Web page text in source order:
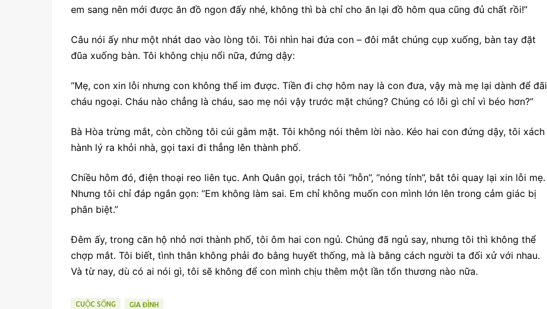
em sang nên mới được ăn đồ ngon đấy nhé, không thì bà chỉ cho ăn lại đồ hôm qua cũng đủ chất rồi!”
Câu nói ấy như một nhát dao vào lòng tôi. Tôi nhìn hai đứa con – đôi mắt chúng cụp xuống, bàn tay đặt
đũa xuống bàn. Tôi không chịu nổi nữa, đứng dậy:
“Mẹ, con xin lỗi nhưng con không thể im được. Tiền đi chợ hôm nay là con đưa, vậy mà mẹ lại dành để đãi
cháu ngoại. Cháu nào chẳng là cháu, sao mẹ nói vậy trước mặt chúng? Chúng có lỗi gì chỉ vì béo hơn?”
Bà Hòa trừng mắt, còn chồng tôi cúi gằm mặt. Tôi không nói thêm lời nào. Kéo hai con đứng dậy, tôi xách
hành lý ra khỏi nhà, gọi taxi đi thẳng lên thành phố.
Chiều hôm đó, điện thoại reo liên tục. Anh Quân gọi, trách tôi “hỗn”, “nóng tính”, bắt tôi quay lại xin lỗi mẹ.
Nhưng tôi chỉ đáp ngắn gọn: “Em không làm sai. Em chỉ không muốn con mình lớn lên trong cảm giác bị
phân biệt.”
Đêm ấy, trong căn hộ nhỏ nơi thành phố, tôi ôm hai con ngủ. Chúng đã ngủ say, nhưng tôi thì không thể
chợp mắt. Tôi biết, tình thân không phải đo bằng huyết thống, mà là bằng cách người ta đối xử với nhau.
Và từ nay, dù có ai nói gì, tôi sẽ không để con mình chịu thêm một lần tổn thương nào nữa.
CUỘC SỐNG GIA ĐÌNH